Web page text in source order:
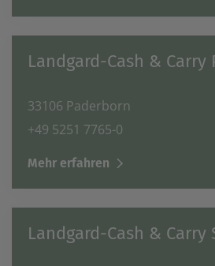
Landgard-Cash & Carry
33106 Paderborn
+49 5251 7765-0
Mehr erfahren
Landgard-Cash &